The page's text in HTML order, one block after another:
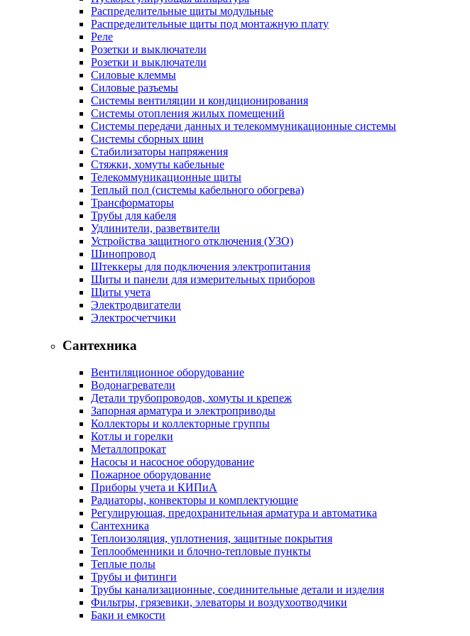
Распределительные щиты модульные
Распределительные щиты под монтажную плату
Реле
Розетки и выключатели
Розетки и выключатели
Силовые клеммы
Силовые разъемы
Системы вентиляции и кондиционирования
Системы отопления жилых помещений
Системы передачи данных и телекоммуникационные системы
Системы сборных шин
Стабилизаторы напряжения
Стяжки, хомуты кабельные
Телекоммуникационные щиты
Теплый пол (системы кабельного обогрева)
Трансформаторы
Трубы для кабеля
Удлинители, разветвители
Устройства защитного отключения (УЗО)
Шинопровод
Штеккеры для подключения электропитания
Щиты и панели для измерительных приборов
Щиты учета
Электродвигатели
Электросчетчики
Сантехника
Вентиляционное оборудование
Водонагреватели
Детали трубопроводов, хомуты и крепеж
Запорная арматура и электроприводы
Коллекторы и коллекторные группы
Котлы и горелки
Металлопрокат
Насосы и насосное оборудование
Пожарное оборудование
Приборы учета и КИПиА
Радиаторы, конвекторы и комплектующие
Регулирующая, предохранительная арматура и автоматика
Сантехника
Теплоизоляция, уплотнения, защитные покрытия
Теплообменники и блочно-тепловые пункты
Теплые полы
Трубы и фитинги
Трубы канализационные, соединительные детали и изделия
Фильтры, грязевики, элеваторы и воздухоотводчики
Баки и емкости